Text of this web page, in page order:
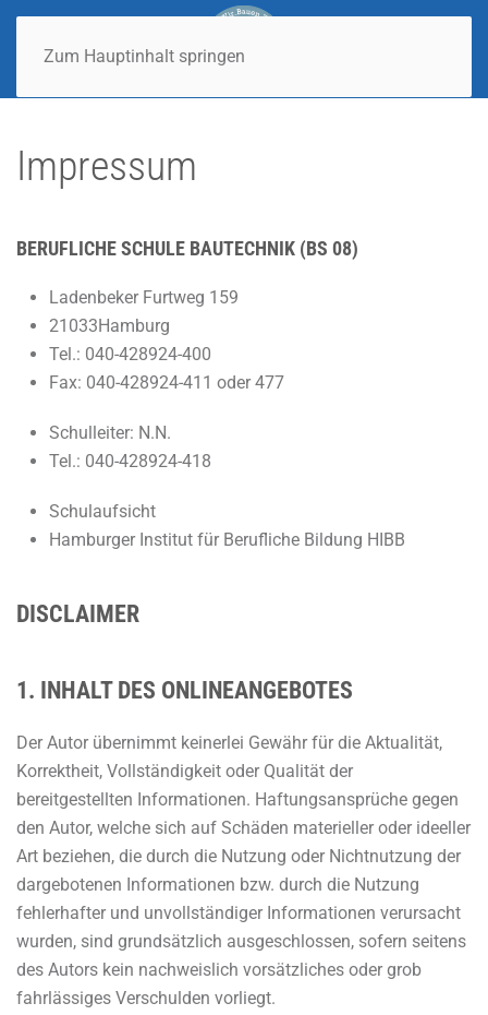
Zum Hauptinhalt springen
Impressum
BERUFLICHE SCHULE BAUTECHNIK (BS 08)
Ladenbeker Furtweg 159
21033Hamburg
Tel.: 040-428924-400
Fax: 040-428924-411 oder 477
Schulleiter: N.N.
Tel.: 040-428924-418
Schulaufsicht
Hamburger Institut für Berufliche Bildung HIBB
DISCLAIMER
1. INHALT DES ONLINEANGEBOTES
Der Autor übernimmt keinerlei Gewähr für die Aktualität,
Korrektheit, Vollständigkeit oder Qualität der
bereitgestellten Informationen. Haftungsansprüche gegen
den Autor, welche sich auf Schäden materieller oder ideeller
Art beziehen, die durch die Nutzung oder Nichtnutzung der
dargebotenen Informationen bzw. durch die Nutzung
fehlerhafter und unvollständiger Informationen verursacht
wurden, sind grundsätzlich ausgeschlossen, sofern seitens
des Autors kein nachweislich vorsätzliches oder grob
fahrlässiges Verschulden vorliegt.